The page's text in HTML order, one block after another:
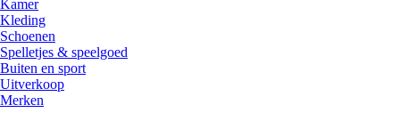
Kamer
Kleding
Schoenen
Spelletjes & speelgoed
Buiten en sport
Uitverkoop
Merken